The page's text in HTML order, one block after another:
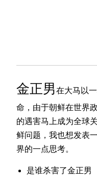
金正男在大马以
命，由于朝鲜在世界
的遇害马上成为全球
鲜问题，我也想发表
界的一点思考。
是谁杀害了金正男